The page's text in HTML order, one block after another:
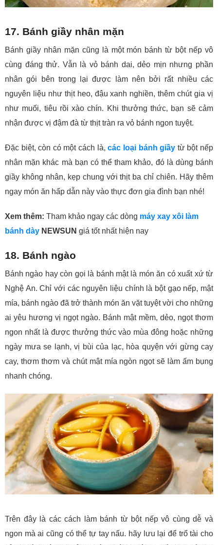
17. Bánh giầy nhân mặn
Bánh giầy nhân mặn cũng là một món bánh từ bột nếp vô
cùng đáng thử. Vẫn là vỏ bánh dai, dẻo mịn nhưng phần
nhân gói bên trong lại được làm nên bởi rất nhiều các
nguyên liệu như thịt heo, đậu xanh nghiền, thêm chút gia vị
như muối, tiêu rồi xào chín. Khi thưởng thức, bạn sẽ cảm
nhận được vị đậm đà từ thịt tràn ra vỏ bánh ngon tuyệt.
Đặc biệt, còn có một cách là,các loại bánh giầy từ bột nếp
nhân mặn khác mà bạn có thể tham khảo, đó là dùng bánh
giầy không nhân, kẹp chung với thịt ba chỉ chiên. Hãy thêm
ngay món ăn hấp dẫn này vào thực đơn gia đình bạn nhé!
Xem thêm: Tham khảo ngay các dòng máy xay xôi làm
bánh dày NEWSUN giá tốt nhất hiện nay
18. Bánh ngào
Bánh ngào hay còn gọi là bánh mật là món ăn có xuất xứ từ
Nghệ An. Chỉ với các nguyên liệu chính là bột gạo nếp, mật
mía, bánh ngào đã trở thành món ăn vặt tuyệt vời cho những
ai yêu hương vị ngọt ngào. Bánh mật mềm, dẻo, ngọt thơm
ngon nhất là được thưởng thức vào mùa đông hoặc những
ngày mưa se lạnh, vị bùi của lạc, hòa quyện với gừng cay
cay, thơm thơm và chút mật mía ngòn ngọt sẽ làm ấm bụng
nhanh chóng.
Trên đây là các cách làm bánh từ bột nếp vô cùng dễ và
ngon mà ai cũng có thể tự tay nấu. hãy lưu lại để trổ tài cho